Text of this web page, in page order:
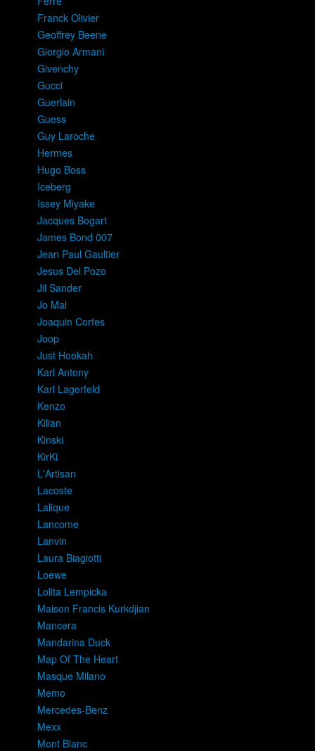
Franck Olivier
Geoffrey Beene
Giorgio Armani
Givenchy
Gucci
Guerlain
Guess
Guy Laroche
Hermes
Hugo Boss
Iceberg
Issey Miyake
Jacques Bogart
James Bond 007
Jean Paul Gaultier
Jesus Del Pozo
Jil Sander
Jo Mal
Joaquin Cortes
Joop
Just Hookah
Karl Antony
Karl Lagerfeld
Kenzo
Kilian
Kinski
KirKi
L'Artisan
Lacoste
Lalique
Lancome
Lanvin
Laura Biagiotti
Loewe
Lolita Lempicka
Maison Francis Kurkdjian
Mancera
Mandarina Duck
Map Of The Heart
Masque Milano
Memo
Mercedes-Benz
Mexx
Mont Blanc